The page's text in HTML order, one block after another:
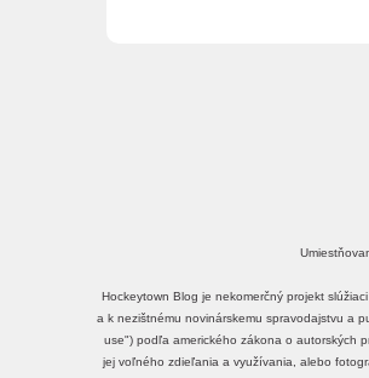
Hockeytown Blog je nekomerčný projekt
a k nezištnému novinárskemu spravodajstvu a
use") podľa amerického zákona o autorských
jej voľného zdieľania a využívania, alebo